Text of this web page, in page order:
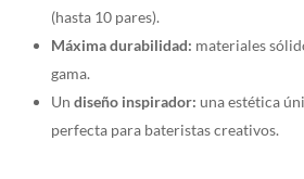
(hasta 10 pares).
Máxima durabilidad: materiales
gama.
Undiseño inspirador: una estética
perfecta para bateristas creativos.